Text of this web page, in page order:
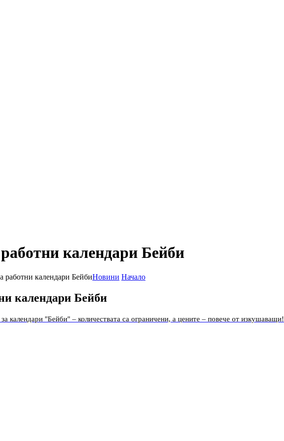
календари Бейби
календари БейбиНовини Начало
календари Бейби
календари "Бейби" – количествата са ограничени, а цените – повече от изкушаващи!